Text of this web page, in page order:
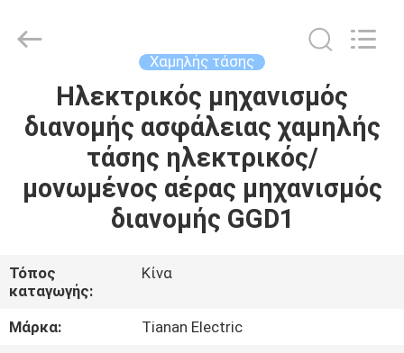
ΣΠΊΤΙ
ΠΡΟΪΌΝΤΑ
ΕΜΦΆΝΙΣΗ
ΠΕΡΊΠΟΥ
ΕΜΕΊΣ
(Group)
Co.,Ltd..
Χαμηλής τάσης
Ηλεκτρικός μηχανισμός
διανομής ασφάλειας χαμηλής
τάσης ηλεκτρικός/
μονωμένος αέρας μηχανισμός
διανομής GGD1
Τόπος
καταγωγής:
Κίνα
Μάρκα:
Tianan Electric